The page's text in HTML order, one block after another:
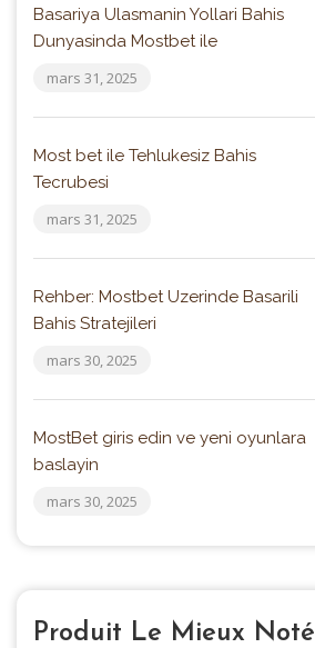
Basariya Ulasmanin Yollari Bahis
Dunyasinda Mostbet ile
mars 31, 2025
Most bet ile Tehlukesiz Bahis
Tecrubesi
mars 31, 2025
Rehber: Mostbet Uzerinde Basarili
Bahis Stratejileri
mars 30, 2025
MostBet giris edin ve yeni oyunlara
baslayin
mars 30, 2025
Produit Le Mieux Noté